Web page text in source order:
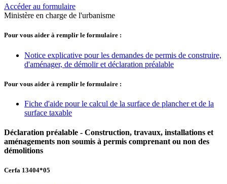
Accéder au formulaire
Ministère en charge de l'urbanisme
Pour vous aider à remplir le formulaire :
Notice explicative pour les demandes de permis de construire,
d'aménager, de démolir et déclaration préalable
Pour vous aider à remplir le formulaire :
Fiche d'aide pour le calcul de la surface de plancher et de la
surface taxable
Déclaration préalable - Construction, travaux, installations et
aménagements non soumis à permis comprenant ou non des
démolitions
Cerfa 13404*05